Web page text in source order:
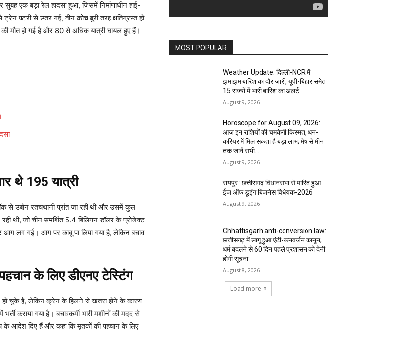
सुबह एक बड़ा रेल हादसा हुआ, जिसमें निर्माणाधीन हाई-
पटरी से उतर गई, तीन कोच बुरी तरह क्षतिग्रस्त हो
हो गई है और 80 से अधिक यात्री घायल हुए हैं।
थे 195 यात्री
से उबोन रतचथानी प्रांत जा रही थी और उसमें कुल
थी, जो चीन समर्थित 5.4 बिलियन डॉलर के प्रोजेक्ट
आग लग गई। आग पर काबू पा लिया गया है, लेकिन बचाव
के लिए डीएनए टेस्टिंग
हो चुके हैं, लेकिन क्रेन के हिलने से खतरा होने के कारण
कराया गया है। बचावकर्मी भारी मशीनों की मदद से
के आदेश दिए हैं और कहा कि मृतकों की पहचान के लिए
MOST POPULAR
Weather Update: दिल्ली-NCR में
झमाझम बारिश का दौर जारी, यूपी-बिहार समेत
15 राज्यों में भारी बारिश का अलर्ट
August 9, 2026
Horoscope for August 09, 2026:
आज इन राशियों की चमकेगी किस्मत, धन-
करियर में मिल सकता है बड़ा लाभ; मेष से मीन
तक जानें सभी...
August 9, 2026
रायपुर : छत्तीसगढ़ विधानसभा से पारित हुआ
ईज ऑफ डूइंग बिजनेस विधेयक-2026
August 9, 2026
Chhattisgarh anti-conversion law:
छत्तीसगढ़ में लागू हुआ एंटी-कनवर्जन कानून,
धर्म बदलने से 60 दिन पहले प्रशासन को देनी
होगी सूचना
August 8, 2026
Load more